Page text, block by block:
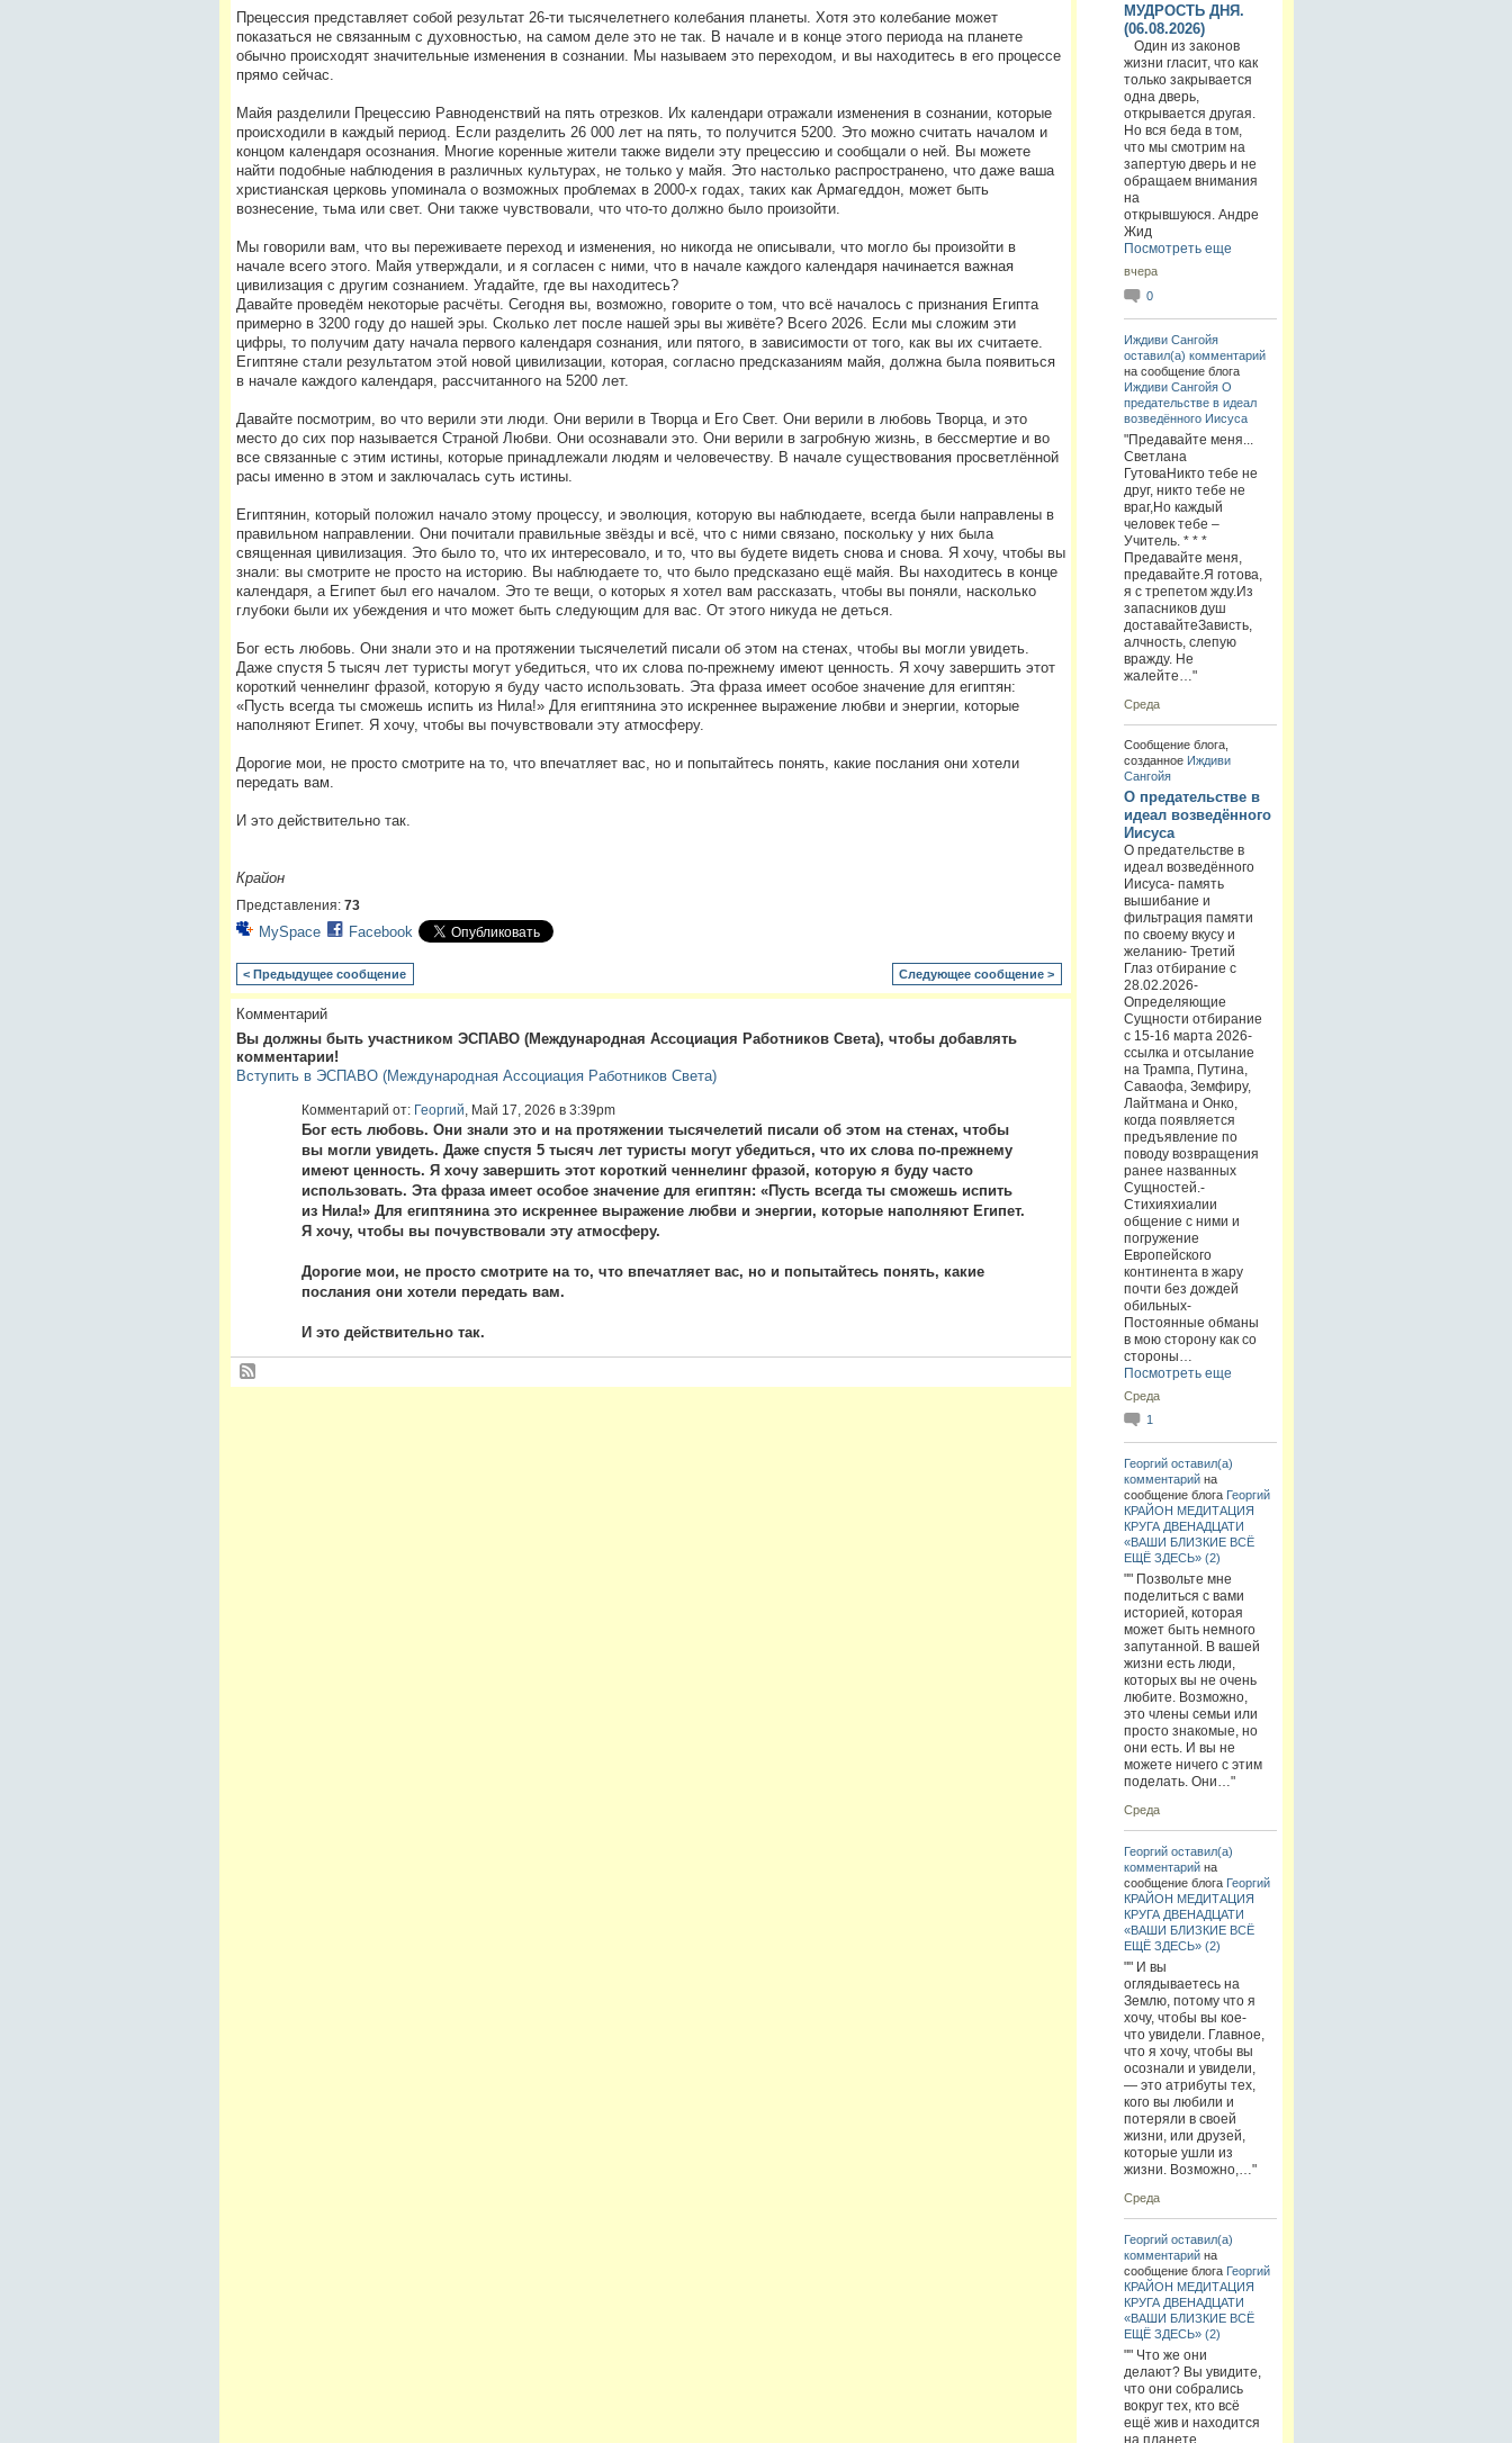
Прецессия представляет собой результат 26-ти тысячелетнего колебания планеты. Хотя это колебание может
показаться не связанным с духовностью, на самом деле это не так. В начале и в конце этого периода на планете
обычно происходят значительные изменения в сознании. Мы называем это переходом, и вы находитесь в его процессе
прямо сейчас.
Майя разделили Прецессию Равноденствий на пять отрезков. Их календари отражали изменения в сознании, которые
происходили в каждый период. Если разделить 26 000 лет на пять, то получится 5200. Это можно считать началом и
концом календаря осознания. Многие коренные жители также видели эту прецессию и сообщали о ней. Вы можете
найти подобные наблюдения в различных культурах, не только у майя. Это настолько распространено, что даже ваша
христианская церковь упоминала о возможных проблемах в 2000-х годах, таких как Армагеддон, может быть
вознесение, тьма или свет. Они также чувствовали, что что-то должно было произойти.
Мы говорили вам, что вы переживаете переход и изменения, но никогда не описывали, что могло бы произойти в
начале всего этого. Майя утверждали, и я согласен с ними, что в начале каждого календаря начинается важная
цивилизация с другим сознанием. Угадайте, где вы находитесь?
Давайте проведём некоторые расчёты. Сегодня вы, возможно, говорите о том, что всё началось с признания Египта
примерно в 3200 году до нашей эры. Сколько лет после нашей эры вы живёте? Всего 2026. Если мы сложим эти
цифры, то получим дату начала первого календаря сознания, или пятого, в зависимости от того, как вы их считаете.
Египтяне стали результатом этой новой цивилизации, которая, согласно предсказаниям майя, должна была появиться
в начале каждого календаря, рассчитанного на 5200 лет.
Давайте посмотрим, во что верили эти люди. Они верили в Творца и Его Свет. Они верили в любовь Творца, и это
место до сих пор называется Страной Любви. Они осознавали это. Они верили в загробную жизнь, в бессмертие и во
все связанные с этим истины, которые принадлежали людям и человечеству. В начале существования просветлённой
расы именно в этом и заключалась суть истины.
Египтянин, который положил начало этому процессу, и эволюция, которую вы наблюдаете, всегда были направлены в
правильном направлении. Они почитали правильные звёзды и всё, что с ними связано, поскольку у них была
священная цивилизация. Это было то, что их интересовало, и то, что вы будете видеть снова и снова. Я хочу, чтобы вы
знали: вы смотрите не просто на историю. Вы наблюдаете то, что было предсказано ещё майя. Вы находитесь в конце
календаря, а Египет был его началом. Это те вещи, о которых я хотел вам рассказать, чтобы вы поняли, насколько
глубоки были их убеждения и что может быть следующим для вас. От этого никуда не деться.
Бог есть любовь. Они знали это и на протяжении тысячелетий писали об этом на стенах, чтобы вы могли увидеть.
Даже спустя 5 тысяч лет туристы могут убедиться, что их слова по-прежнему имеют ценность. Я хочу завершить этот
короткий ченнелинг фразой, которую я буду часто использовать. Эта фраза имеет особое значение для египтян:
«Пусть всегда ты сможешь испить из Нила!» Для египтянина это искреннее выражение любви и энергии, которые
наполняют Египет. Я хочу, чтобы вы почувствовали эту атмосферу.
Дорогие мои, не просто смотрите на то, что впечатляет вас, но и попытайтесь понять, какие послания они хотели
передать вам.
И это действительно так.
Крайон
Представления: 73
MySpace Facebook
< Предыдущее сообщение Следующее сообщение >
Комментарий
Вы должны быть участником ЭСПАВО (Международная Ассоциация Работников Света), чтобы добавлять
комментарии!
Вступить в ЭСПАВО (Международная Ассоциация Работников Света)
Комментарий от: Георгий, Май 17, 2026 в 3:39pm
Бог есть любовь. Они знали это и на протяжении тысячелетий писали об этом на стенах, чтобы
вы могли увидеть. Даже спустя 5 тысяч лет туристы могут убедиться, что их слова по-прежнему
имеют ценность. Я хочу завершить этот короткий ченнелинг фразой, которую я буду часто
использовать. Эта фраза имеет особое значение для египтян: «Пусть всегда ты сможешь испить
из Нила!» Для египтянина это искреннее выражение любви и энергии, которые наполняют Египет.
Я хочу, чтобы вы почувствовали эту атмосферу.
Дорогие мои, не просто смотрите на то, что впечатляет вас, но и попытайтесь понять, какие
послания они хотели передать вам.
И это действительно так.
МУДРОСТЬ ДНЯ.
(06.08.2026)
Один из законов
жизни гласит, что как
только закрывается
одна дверь,
открывается другая.
Но вся беда в том,
что мы смотрим на
запертую дверь и не
обращаем внимания
на
открывшуюся. Андре
Жид
Посмотреть еще
вчера
0
Иждиви Сангойя
оставил(а) комментарий
на сообщение блога
Иждиви Сангойя О
предательстве в идеал
возведённого Иисуса
"Предавайте меня...
Светлана
ГутоваНикто тебе не
друг, никто тебе не
враг,Но каждый
человек тебе –
Учитель. * * *
Предавайте меня,
предавайте.Я готова,
я с трепетом жду.Из
запасников душ
доставайтеЗависть,
алчность, слепую
вражду. Не
жалейте…"
Среда
Сообщение блога,
созданное Иждиви
Сангойя
О предательстве в
идеал возведённого
Иисуса
О предательстве в
идеал возведённого
Иисуса- память
вышибание и
фильтрация памяти
по своему вкусу и
желанию- Третий
Глаз отбирание с
28.02.2026-
Определяющие
Сущности отбирание
с 15-16 марта 2026-
ссылка и отсылание
на Трампа, Путина,
Саваофа, Земфиру,
Лайтмана и Онко,
когда появляется
предъявление по
поводу возвращения
ранее названных
Сущностей.-
Стихияхиалии
общение с ними и
погружение
Европейского
континента в жару
почти без дождей
обильных-
Постоянные обманы
в мою сторону как со
стороны…
Посмотреть еще
Среда
1
Георгий оставил(а)
комментарийна
сообщение блога Георгий
КРАЙОН МЕДИТАЦИЯ
КРУГА ДВЕНАДЦАТИ
«ВАШИ БЛИЗКИЕ ВСЁ
ЕЩЁ ЗДЕСЬ» (2)
"" Позвольте мне
поделиться с вами
историей, которая
может быть немного
запутанной. В вашей
жизни есть люди,
которых вы не очень
любите. Возможно,
это члены семьи или
просто знакомые, но
они есть. И вы не
можете ничего с этим
поделать. Они…"
Среда
Георгий оставил(а)
комментарийна
сообщение блога Георгий
КРАЙОН МЕДИТАЦИЯ
КРУГА ДВЕНАДЦАТИ
«ВАШИ БЛИЗКИЕ ВСЁ
ЕЩЁ ЗДЕСЬ» (2)
"" И вы
оглядываетесь на
Землю, потому что я
хочу, чтобы вы кое-
что увидели. Главное,
что я хочу, чтобы вы
осознали и увидели,
— это атрибуты тех,
кого вы любили и
потеряли в своей
жизни, или друзей,
которые ушли из
жизни. Возможно,…"
Среда
Георгий оставил(а)
комментарийна
сообщение блога Георгий
КРАЙОН МЕДИТАЦИЯ
КРУГА ДВЕНАДЦАТИ
«ВАШИ БЛИЗКИЕ ВСЁ
ЕЩЁ ЗДЕСЬ» (2)
"" Что же они
делают? Вы увидите,
что они собрались
вокруг тех, кто всё
ещё жив и находится
на планете.